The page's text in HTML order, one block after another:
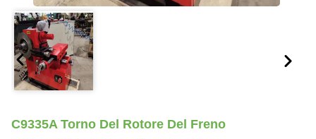
C9335A Torno Del Rotore Del Freno